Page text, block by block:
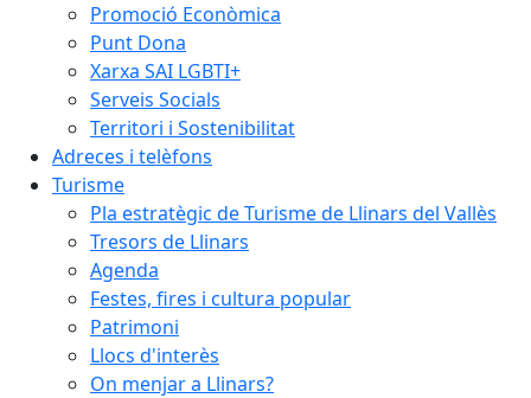
Promoció Econòmica
Punt Dona
Xarxa SAI LGBTI+
Serveis Socials
Territori i Sostenibilitat
Adreces i telèfons
Turisme
Pla estratègic de Turisme de Llinars del Vallès
Tresors de Llinars
Agenda
Festes, fires i cultura popular
Patrimoni
Llocs d'interès
On menjar a Llinars?